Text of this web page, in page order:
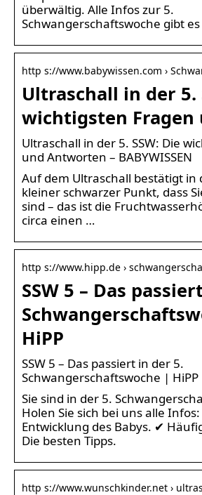
überwältig. Alle Infos zur 5.
Schwangerschaftswoche gibt es
http s://www.babywissen.com ›
Ultraschall in der 5.
wichtigsten Fragen
Ultraschall in der 5. SSW: Die
und Antworten – BABYWISSEN
Auf dem Ultraschall bestätigt in
kleiner schwarzer Punkt, dass
sind – das ist die
circa einen …
http s://www.hipp.de ›
SSW 5 – Das
HiPP
SSW 5 – Das passiert in der 5.
Schwangerschaftswoche | HiPP
Sie sind in der 5.
Holen Sie sich bei uns alle
Entwicklung des Babys. ✔
Die besten Tipps.
http s://www.wunschkinder.net ›